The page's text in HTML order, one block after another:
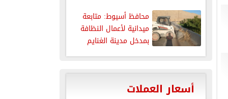
محافظ أسيوط: متابعة
ميدانية لأعمال النظافة
بمدخل مدينة الغنايم
الغربي
أسعار العملات